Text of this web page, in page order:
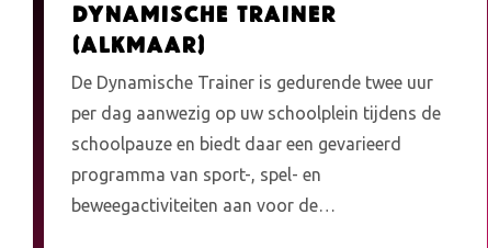
Dynamische Trainer
(Alkmaar)
De Dynamische Trainer is gedurende twee uur
per dag aanwezig op uw schoolplein tijdens de
schoolpauze en biedt daar een gevarieerd
programma van sport-, spel- en
beweegactiviteiten aan voor de…